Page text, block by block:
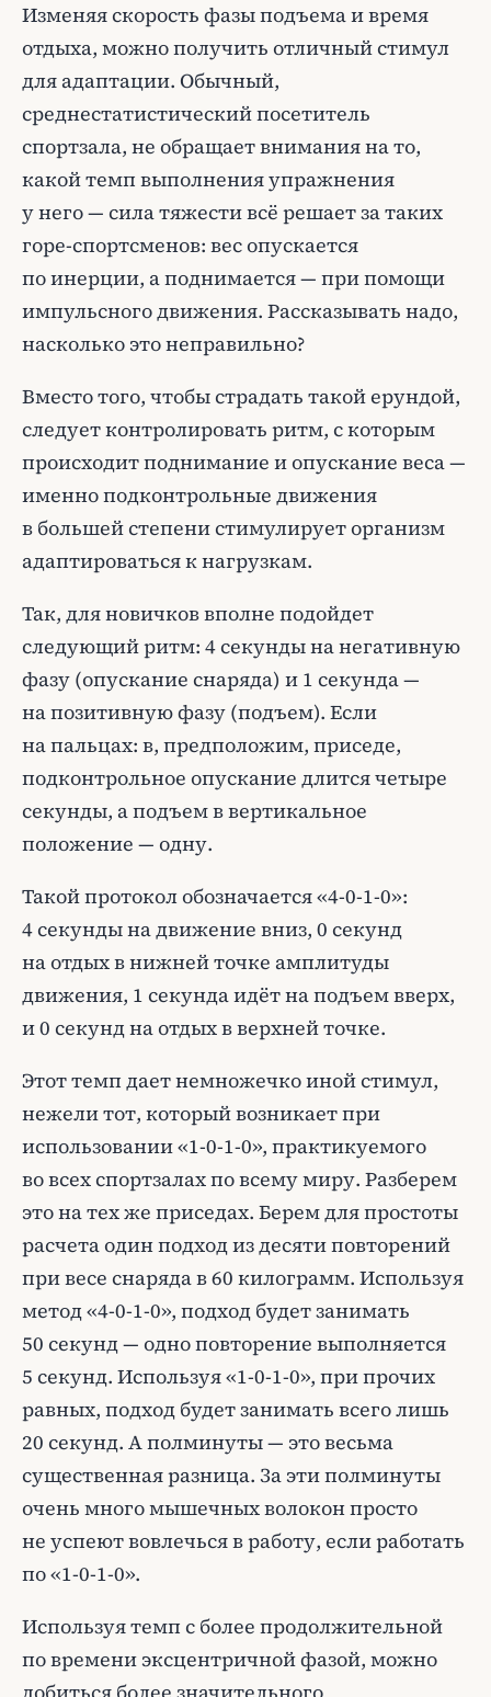
Изменяя скорость фазы подъема и время
отдыха, можно получить отличный стимул
для адаптации. Обычный,
среднестатистический посетитель
спортзала, не обращает внимания на то,
какой темп выполнения упражнения
у него — сила тяжести всё решает за таких
горе-спортсменов: вес опускается
по инерции, а поднимается — при помощи
импульсного движения. Рассказывать надо,
насколько это неправильно?
Вместо того, чтобы страдать такой ерундой,
следует контролировать ритм, с которым
происходит поднимание и опускание веса —
именно подконтрольные движения
в большей степени стимулирует организм
адаптироваться к нагрузкам.
Так, для новичков вполне подойдет
следующий ритм: 4 секунды на негативную
фазу (опускание снаряда) и 1 секунда —
на позитивную фазу (подъем). Если
на пальцах: в, предположим, приседе,
подконтрольное опускание длится четыре
секунды, а подъем в вертикальное
положение — одну.
Такой протокол обозначается «4-0-1-0»:
4 секунды на движение вниз, 0 секунд
на отдых в нижней точке амплитуды
движения, 1 секунда идёт на подъем вверх,
и 0 секунд на отдых в верхней точке.
Этот темп дает немножечко иной стимул,
нежели тот, который возникает при
использовании «1-0-1-0», практикуемого
во всех спортзалах по всему миру. Разберем
это на тех же приседах. Берем для простоты
расчета один подход из десяти повторений
при весе снаряда в 60 килограмм. Используя
метод «4-0-1-0», подход будет занимать
50 секунд — одно повторение выполняется
5 секунд. Используя «1-0-1-0», при прочих
равных, подход будет занимать всего лишь
20 секунд. А полминуты — это весьма
существенная разница. За эти полминуты
очень много мышечных волокон просто
не успеют вовлечься в работу, если работать
по «1-0-1-0».
Используя темп с более продолжительной
по времени эксцентричной фазой, можно